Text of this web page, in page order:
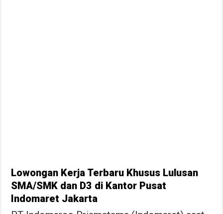
Lowongan Kerja Terbaru Khusus Lulusan
SMA/SMK dan D3 di Kantor Pusat
Indomaret Jakarta